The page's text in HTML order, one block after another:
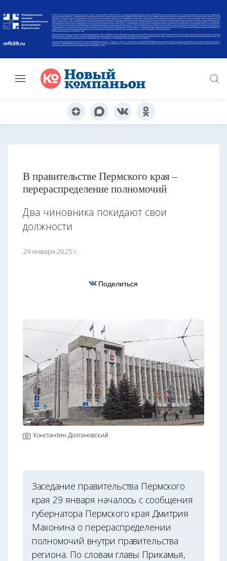
В правительстве Пермского края –
перераспределение полномочий
Два чиновника покидают свои
должности
29 января 2025 г.
Поделиться
Константин Долгановский
Заседание правительства Пермского
края 29 января началось с сообщения
губернатора Пермского края Дмитрия
Махонина о перераспределении
полномочий внутри правительства
региона. По словам главы Прикамья,